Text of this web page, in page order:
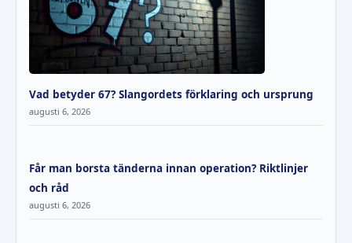
Vad betyder 67? Slangordets förklaring och ursprung
augusti 6, 2026
Får man borsta tänderna innan operation? Riktlinjer
och råd
augusti 6, 2026